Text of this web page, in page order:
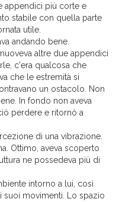
appendici più corte e
stabile con quella parte
utile.
andando bene.
altre due appendici
c'era qualcosa che
che le estremità si
un ostacolo. Non
In fondo non aveva
perdere e ritornò a
di una vibrazione.
Ottimo, aveva scoperto
ne possedeva più di
intorno a lui, così
suoi movimenti. Lo spazio